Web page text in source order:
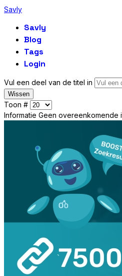
Savly
Savly
Blog
Tags
Login
Vul een deel van de titel in
Wissen
Toon #
Informatie Geen overeenkomende